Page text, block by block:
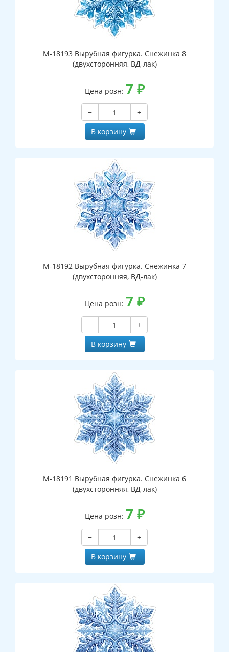
М-18193 Вырубная фигурка. Снежинка 8
(двухсторонняя, ВД-лак)
Цена розн: 7 ₽
−
+
В корзину
М-18192 Вырубная фигурка. Снежинка 7
(двухсторонняя, ВД-лак)
Цена розн: 7 ₽
−
+
В корзину
М-18191 Вырубная фигурка. Снежинка 6
(двухсторонняя, ВД-лак)
Цена розн: 7 ₽
−
+
В корзину